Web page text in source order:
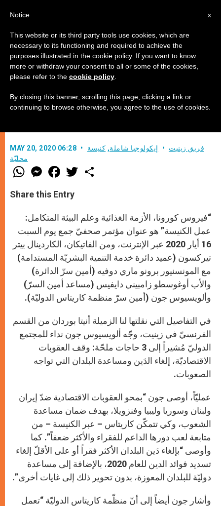
وباء كورونا، أزمة غذائية وعلم بيئة:
عمل الكنيسة
MAY 20, 2020 06:28 فريق زينيت إيكولوجيا شاملة, كنيسة
محليّة
W
h
t
s
p
p
M
e
s
e
g
e
r
F
a
e
b
o
k
w
Share this Entry
“فيروس كورونا، الأزمة الغذائية وعلم البيئة المتكامل:
عمل الكنيسة” هو عنوان مؤتمر صحفيّ جمع يوم السبت
16 أيار 2020 عبر الإنترنت، ومن الفاتيكان، الكاردينال بيتر
تيركسون (عميد دائرة خدمة التنمية البشريّة المستدامة)
مع المونسنيور برونو ماري دوفيه (أمين سرّ الدائرة)
والأب أوغوسطو زامبيني دايفيس (مساعد أمين السرّ)
وألويسيوس جون (أمين سرّ منظمة كاريتاس الدوليّة).
في التفاصيل التي نقلتها لنا الزميلة أنيتا بوردان من القسم
الفرنسيّ في زينيت، وجّه ألويسيوس جون نداء للمجتمع
الدوليّ مُشيراً إلى 3 حاجات ملحّة: وقف العقوبات
الاقتصاديّة، إلغاء الدَين ومساعدة البلدان التي تواجه
الصعوبات.
عمليّاً، أوصى جون “بمحو العقوبات الاقتصادية ضدّ إيران
ولبنان وسوريا وليبيا وفنزويلا، بهدف ضمان مساعدة
الشعوب، وكي تتمكّن كاريتاس – عبر الكنيسة – من
متابعة لعب دورها الداعم للفقراء والأكثر ضعفاً”. كما
وأوصى “بإلغاء دَين البلدان الأكثر فقراً أو على الأقلّ إلغاء
تسديد فوائد الدين للعام 2020، بالإضافة إلى مساعدة
دوليّة للبلدان المعوزة، بدون تحوير ذلك إلى غايات أخرى”.
وأشار جون أيضاً إلى أنّ منظّمة كاريتاس الدوليّة “تعمل
x
Notice
This website or its third party tools use cookies, which are
necessary to its functioning and required to achieve the
purposes illustrated in the cookie policy. If you want to know
more or withdraw your consent to all or some of the cookies,
please refer to the cookie policy
By closing this banner, scrolling this page, clicking a link or
continuing to browse otherwise, you agree to the use of cookies.